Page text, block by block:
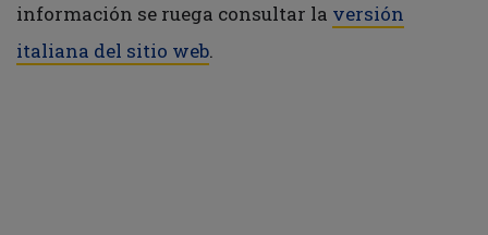
información se ruega consultar la versión
italiana del sitio web.